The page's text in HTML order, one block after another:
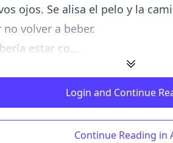
ojos. Se alisa el pelo y la
volver a beber.
estar co...
Login and Continue
Continue Reading in